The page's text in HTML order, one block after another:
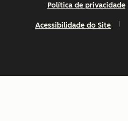
Política de privacidade
Acessibilidade do Site